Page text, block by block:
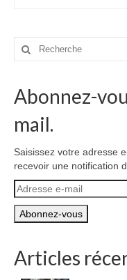
Rechercher
Abonnez-
mail.
Saisissez votre adresse
recevoir une notification
Adresse
e-
mail
Articles